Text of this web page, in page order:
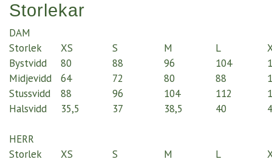
Storlekar
DAM
Storlek
XS S M L
Bystvidd
80 88 96 104
Midjevidd
64 72 80 88
Stussvidd
88 96 104 112
Halsvidd
35,5 37 38,5 40
HERR
Storlek
XS S M L